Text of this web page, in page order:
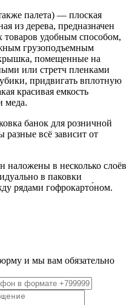
палета) — плоская
из дерева, предназначен
товаров удобным способом,
грузоподъемным
помещенные на
или стретч пленками
придвигать вплотную
красивая емкость
меда.
банок для розничной
разные всё зависит от
наложены в несколько слоёв
в паковки
рядами гофрокарто́ном.
и мы вам обязательно